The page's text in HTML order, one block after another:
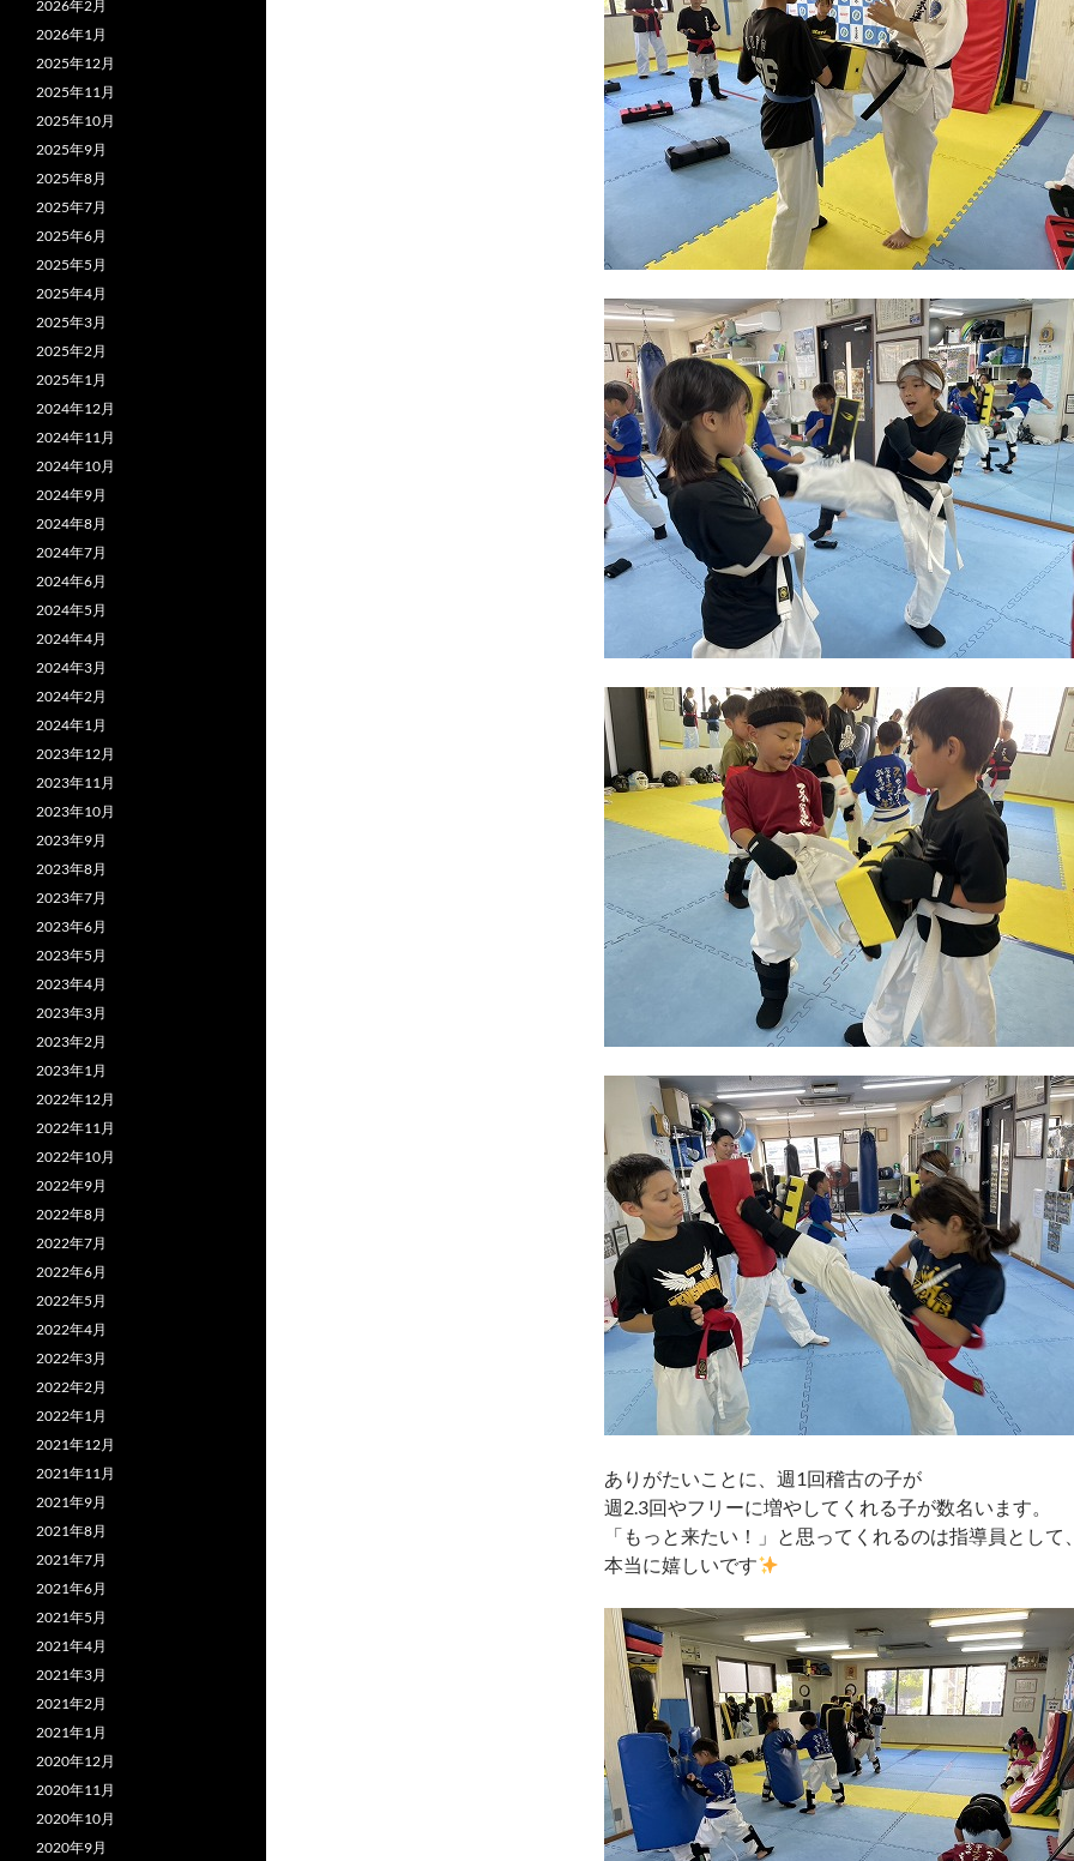
ありがたいことに、週1回稽古の子が
週2.3回やフリーに増やしてくれる子が数名います。
「もっと来たい！」と思ってくれるのは指導員として
本当に嬉しいです
2026年2月
2026年1月
2025年12月
2025年11月
2025年10月
2025年9月
2025年8月
2025年7月
2025年6月
2025年5月
2025年4月
2025年3月
2025年2月
2025年1月
2024年12月
2024年11月
2024年10月
2024年9月
2024年8月
2024年7月
2024年6月
2024年5月
2024年4月
2024年3月
2024年2月
2024年1月
2023年12月
2023年11月
2023年10月
2023年9月
2023年8月
2023年7月
2023年6月
2023年5月
2023年4月
2023年3月
2023年2月
2023年1月
2022年12月
2022年11月
2022年10月
2022年9月
2022年8月
2022年7月
2022年6月
2022年5月
2022年4月
2022年3月
2022年2月
2022年1月
2021年12月
2021年11月
2021年9月
2021年8月
2021年7月
2021年6月
2021年5月
2021年4月
2021年3月
2021年2月
2021年1月
2020年12月
2020年11月
2020年10月
2020年9月